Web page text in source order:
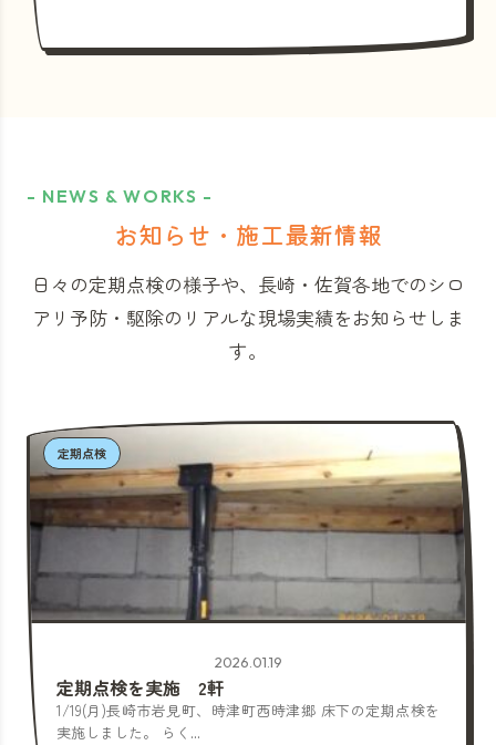
- NEWS & WORKS -
お知らせ・施工最新情報
日々の定期点検の様子や、長崎・佐賀各地でのシロ
アリ予防・駆除のリアルな現場実績をお知らせしま
す。
定期点検
2026.01.19
定期点検を実施 2軒
1/19(月)長崎市岩見町、時津町西時津郷 床下の定期点検を
実施しました。 らく...